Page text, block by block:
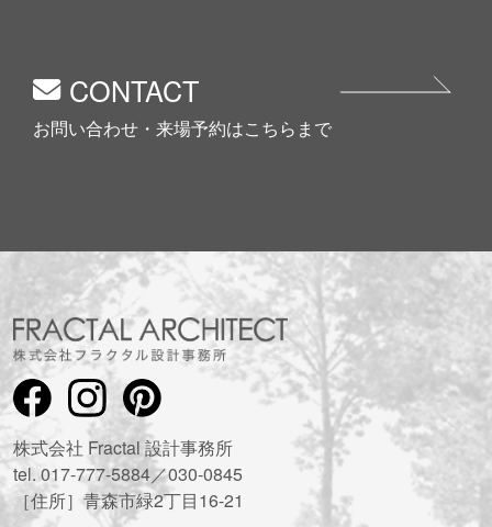
CONTACT
お問い合わせ・来場予約はこちらまで
株式会社 Fractal 設計事務所
tel. 017-777-5884／030-0845
［住所］青森市緑2丁目16-21